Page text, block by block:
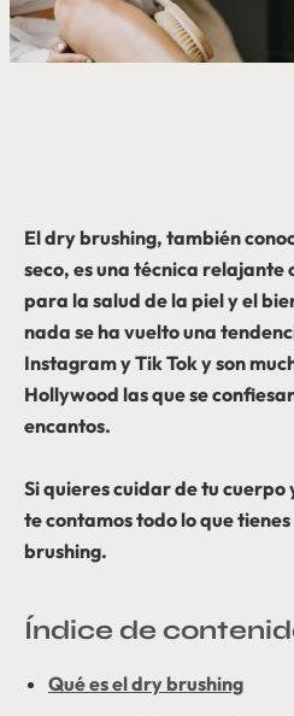
El dry brushing, también
seco, es una técnica relajante
para la salud de la piel y el
nada se ha vuelto una
Instagram y Tik Tok y son
Hollywood las que se
encantos.
Si quieres cuidar de tu
te contamos todo lo que
brushing.
Índice de
Qué es el dry brushing